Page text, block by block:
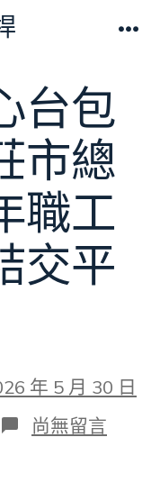
台包
市總
職工
交平
年 5 月 30 日
在
〈河
尚無留言